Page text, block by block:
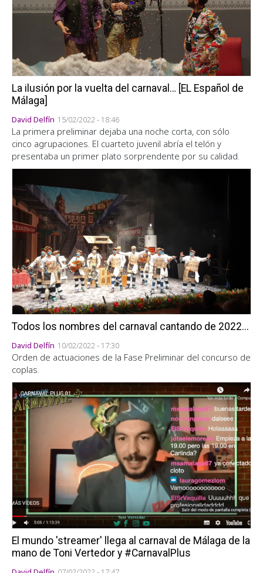
La ilusión por la vuelta del carnaval… [EL Español de
Málaga]
David Delfín 15/02/2022 - 18:46
La primera preliminar dejaba una noche corta, con sólo
cinco agrupaciones. El cuarteto juvenil abría el telón y
presentaba un primer plato sorprendente por su calidad.
Todos los nombres del carnaval cantando de 2022...
David Delfín 10/02/2022 - 17:30
Orden de actuaciones de la Fase Preliminar del concurso de
coplas.
El mundo 'streamer' llega al carnaval de Málaga de la
mano de Toni Vertedor y #CarnavalPlus